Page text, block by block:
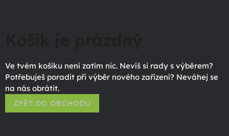
Ve tvém košíku není zatím nic. Nevíš si rady s výběrem?
Potřebuješ poradit při výběr nového zařízení? Neváhej se
na nás obrátit.
ZPĚT DO OBCHODU